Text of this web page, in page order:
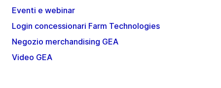
Eventi e webinar
Login concessionari Farm Technologies
Negozio merchandising GEA
Video GEA